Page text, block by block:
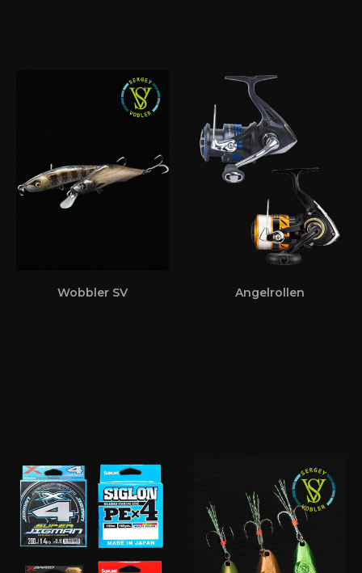
Wobbler SV Angelrollen